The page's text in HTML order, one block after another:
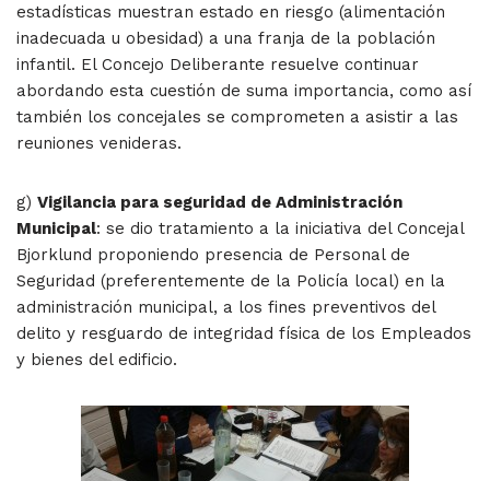
estadísticas muestran estado en riesgo (alimentación
inadecuada u obesidad) a una franja de la población
infantil. El Concejo Deliberante resuelve continuar
abordando esta cuestión de suma importancia, como así
también los concejales se comprometen a asistir a las
reuniones venideras.
g) Vigilancia para seguridad de Administración
Municipal: se dio tratamiento a la iniciativa del Concejal
Bjorklund proponiendo presencia de Personal de
Seguridad (preferentemente de la Policía local) en la
administración municipal, a los fines preventivos del
delito y resguardo de integridad física de los Empleados
y bienes del edificio.